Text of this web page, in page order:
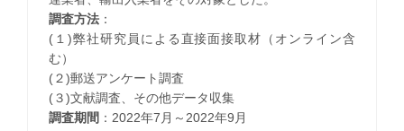
調査方法：
(１)弊社研究員による直接面接取材（オンライン含
む）
(２)郵送アンケート調査
(３)文献調査、その他データ収集
調査期間 ：2022年7月～2022年9月